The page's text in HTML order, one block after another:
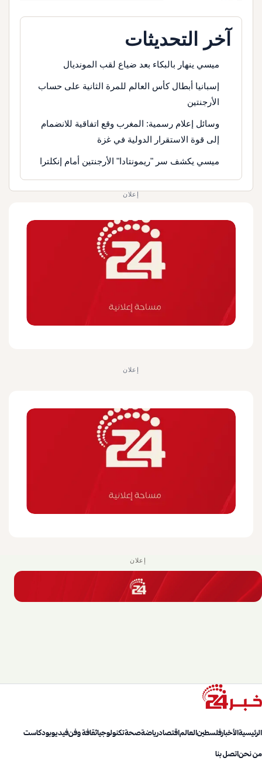
آخر التحديثات
ميسي ينهار بالبكاء بعد ضياع لقب المونديال
إسبانيا أبطال كأس العالم للمرة الثانية على حساب
الأرجنتين
وسائل إعلام رسمية: المغرب وقع اتفاقية للانضمام
إلى قوة الاستقرار الدولية في غزة
ميسي يكشف سر "ريمونتادا" الأرجنتين أمام إنكلترا
إعلان
إعلان
إعلان
الرئيسيةالأخبارفلسطينالعالماقتصادرياضةصحةتكنولوجياثقافة وفنفيديوبودكاست
من نحناتصل بنا